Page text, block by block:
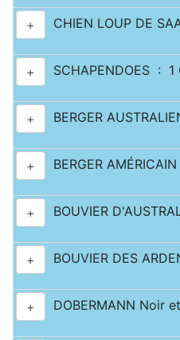
+ CHIEN LOUP DE
+ SCHAPENDOES : 1
+ BERGER
+ BERGER
+ BOUVIER
+ BOUVIER DES
+ DOBERMANN Noir